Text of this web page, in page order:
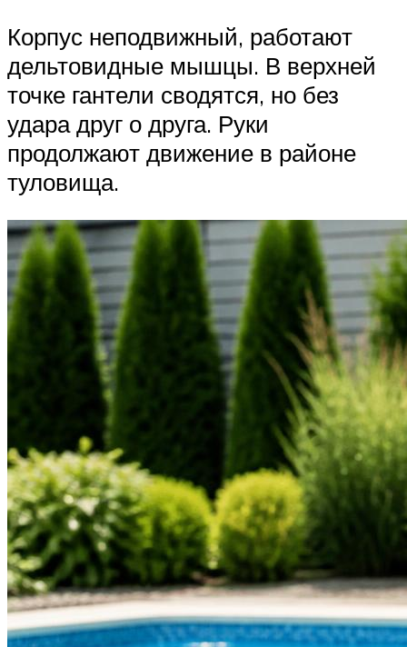
Корпус неподвижный, работают
дельтовидные мышцы. В верхней
точке гантели сводятся, но без
удара друг о друга. Руки
продолжают движение в районе
туловища.